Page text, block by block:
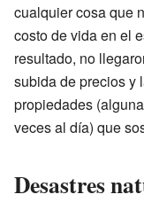
cualquier cosa que
costo de vida en el
resultado, no
subida de precios y
propiedades
veces al día) que
Desastres